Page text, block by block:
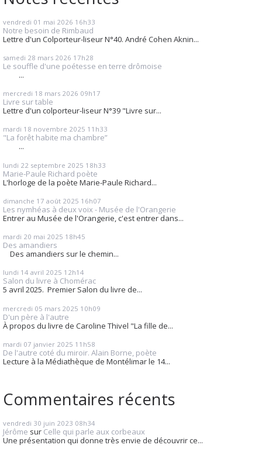
vendredi 01 mai 2026 16h33
Notre besoin de Rimbaud
Lettre d'un Colporteur-liseur N°40. André Cohen Aknin...
samedi 28 mars 2026 17h28
Le souffle d'une poétesse en terre drômoise
...
mercredi 18 mars 2026 09h17
Livre sur table
Lettre d'un colporteur-liseur N°39 "Livre sur...
mardi 18 novembre 2025 11h33
"La forêt habite ma chambre”
...
lundi 22 septembre 2025 18h33
Marie-Paule Richard poète
L'horloge de la poète Marie-Paule Richard...
dimanche 17 août 2025 16h07
Les nymhéas à deux voix - Musée de l'Orangerie
Entrer au Musée de l'Orangerie, c'est entrer dans...
mardi 20 mai 2025 18h45
Des amandiers
Des amandiers sur le chemin...
lundi 14 avril 2025 12h14
Salon du livre à Chomérac
5 avril 2025. Premier Salon du livre de...
mercredi 05 mars 2025 10h09
D'un père à l'autre
À propos du livre de Caroline Thivel "La fille de...
mardi 07 janvier 2025 11h58
De l'autre coté du miroir. Alain Borne, poète
Lecture à la Médiathèque de Montélimar le 14...
Commentaires récents
vendredi 30 juin 2023 08h34
Jérôme sur Celle qui parle aux corbeaux
Une présentation qui donne très envie de découvrir ce...